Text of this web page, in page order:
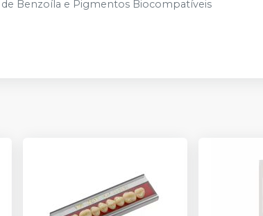
Benzoíla e Pigmentos Biocompatíveis